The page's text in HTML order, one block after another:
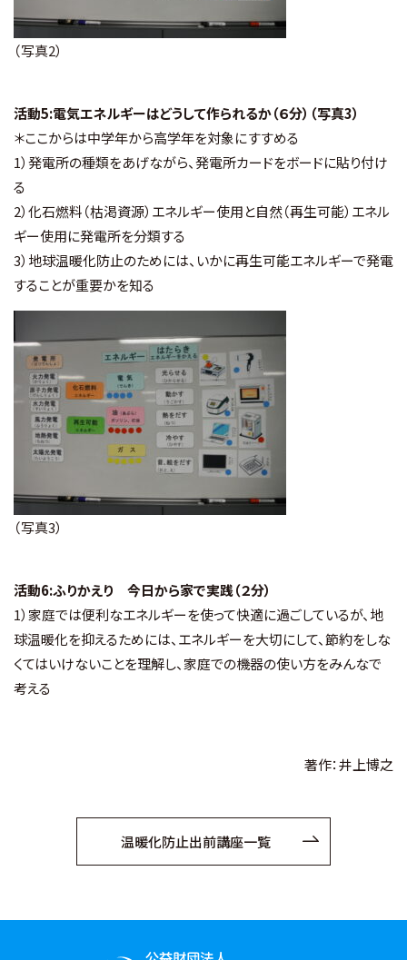
（写真2）
活動5:電気エネルギーはどうして作られるか（６分）（写真3）
＊ここからは中学年から高学年を対象にすすめる
1）発電所の種類をあげながら、発電所カードをボードに貼り付け
る
2）化石燃料（枯渇資源）エネルギー使用と自然（再生可能）エネル
ギー使用に発電所を分類する
3）地球温暖化防止のためには、いかに再生可能エネルギーで発電
することが重要かを知る
（写真3）
活動6:ふりかえり 今日から家で実践（２分）
1）家庭では便利なエネルギーを使って快適に過ごしているが、地
球温暖化を抑えるためには、エネルギーを大切にして、節約をしな
くてはいけないことを理解し、家庭での機器の使い方をみんなで
考える
著作：井上博之
温暖化防止出前講座一覧